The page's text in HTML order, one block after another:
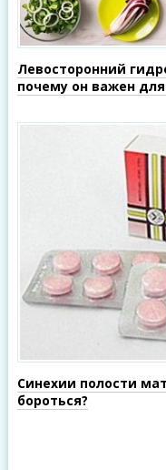
Левосторонний
почему он важен
Синехии полости
бороться?